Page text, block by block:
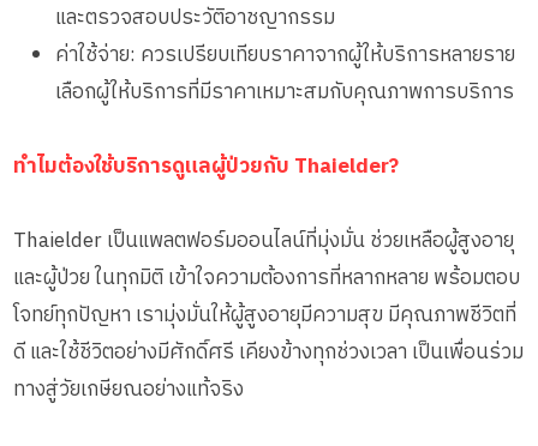
และตรวจสอบประวัติอาชญากรรม
ค่าใช้จ่าย: ควรเปรียบเทียบราคาจากผู้ให้บริการหลายราย
เลือกผู้ให้บริการที่มีราคาเหมาะสมกับคุณภาพการบริการ
ทำไมต้องใช้บริการดูแลผู้ป่วยกับ Thaielder?
Thaielder เป็นแพลตฟอร์มออนไลน์ที่มุ่งมั่น ช่วยเหลือผู้สูงอายุ
และผู้ป่วย ในทุกมิติ เข้าใจความต้องการที่หลากหลาย พร้อมตอบ
โจทย์ทุกปัญหา เรามุ่งมั่นให้ผู้สูงอายุมีความสุข มีคุณภาพชีวิตที่
ดี และใช้ชีวิตอย่างมีศักดิ์ศรี เคียงข้างทุกช่วงเวลา เป็นเพื่อนร่วม
ทางสู่วัยเกษียณอย่างแท้จริง